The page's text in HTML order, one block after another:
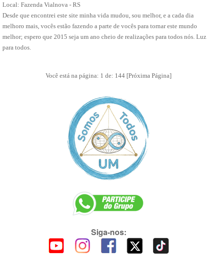
Local: Fazenda Vialnova - RS
Desde que encontrei este site minha vida mudou, sou melhor, e a cada dia
melhoro mais, vocês estão fazendo a parte de vocês para tornar este mundo
melhor; espero que 2015 seja um ano cheio de realizações para todos nós. Luz
para todos.
Você está na página: 1 de: 144 [Próxima Página]
Siga-nos: